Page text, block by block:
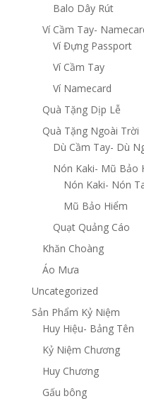
Balo Dây Rút
Ví Cầm Tay-
Ví Đựng Passport
Ví Cầm Tay
Ví Namecard
Quà Tặng Dịp Lễ
Quà Tặng Ngoài Trời
Dù Cầm Tay- Dù
Nón Kaki- Mũ Bảo
Nón Kaki- Nón
Mũ Bảo Hiểm
Quạt Quảng Cáo
Khăn Choàng
Áo Mưa
Uncategorized
Sản Phẩm Kỷ Niệm
Huy Hiệu- Bảng Tên
Kỷ Niệm Chương
Huy Chương
Gấu bông